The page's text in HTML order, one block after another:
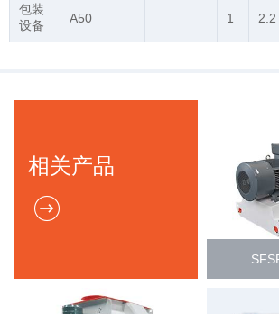
包装
设备
A50 1 2.2
相关产品